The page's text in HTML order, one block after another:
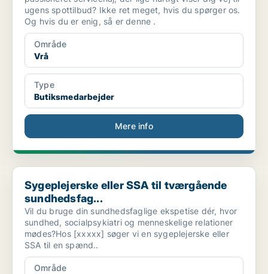
ugens spottilbud? Ikke ret meget, hvis du spørger os.
Og hvis du er enig, så er denne .
Område
Vrå
Type
Butiksmedarbejder
Mere info
Sygeplejerske eller SSA til tværgående sundhedsfag...
Sygeplejerske eller SSA til tværgående
sundhedsfag...
Vil du bruge din sundhedsfaglige ekspetise dér, hvor
sundhed, socialpsykiatri og menneskelige relationer
mødes?Hos [xxxxx] søger vi en sygeplejerske eller
SSA til en spænd..
Område